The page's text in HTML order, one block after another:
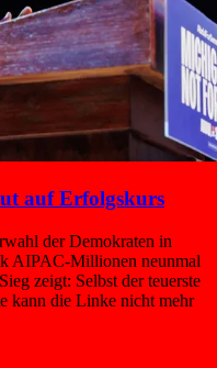
auf Erfolgskurs
der Demokraten in
AIPAC-Millionen neunmal
zeigt: Selbst der teuerste
kann die Linke nicht mehr